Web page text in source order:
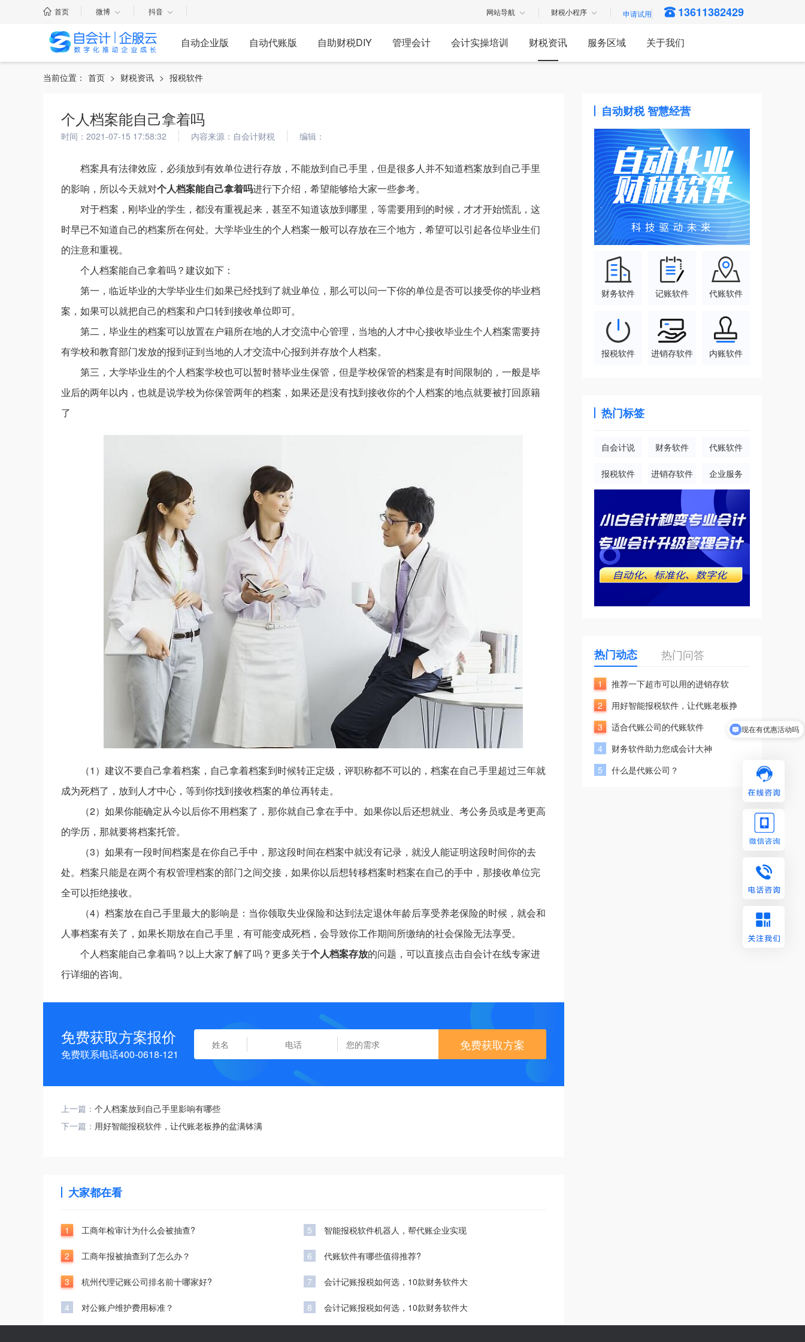
首页 微博 抖音 网站导航 财税小程序 13611382429
自动企业版 自动代账版 自助财税DIY 管理会计 会计实操培训 财税资讯 服务区域 关于我们
当前位置： 首页 > 财税资讯 > 报税软件
个人档案能自己拿着吗
时间：2021-07-15 17:58:32 内容来源：自会计财税 编辑：
档案具有法律效应，必须放到有效单位进行存放，不能放到自己手里，但是很多人并不知道档案放到自己手里
的影响，所以今天就对个人档案能自己拿着吗进行下介绍，希望能够给大家一些参考。
对于档案，刚毕业的学生，都没有重视起来，甚至不知道该放到哪里，等需要用到的时候，才才开始慌乱，这
时早已不知道自己的档案所在何处。大学毕业生的个人档案一般可以存放在三个地方，希望可以引起各位毕业生们
的注意和重视。
个人档案能自己拿着吗？建议如下：
第一，临近毕业的大学毕业生们如果已经找到了就业单位，那么可以问一下你的单位是否可以接受你的毕业档
案，如果可以就把自己的档案和户口转到接收单位即可。
第二，毕业生的档案可以放置在户籍所在地的人才交流中心管理，当地的人才中心接收毕业生个人档案需要持
有学校和教育部门发放的报到证到当地的人才交流中心报到并存放个人档案。
第三，大学毕业生的个人档案学校也可以暂时替毕业生保管，但是学校保管的档案是有时间限制的，一般是毕
业后的两年以内，也就是说学校为你保管两年的档案，如果还是没有找到接收你的个人档案的地点就要被打回原籍
了
（1）建议不要自己拿着档案，自己拿着档案到时候转正定级，评职称都不可以的，档案在自己手里超过三年就
成为死档了，放到人才中心，等到你找到接收档案的单位再转走。
（2）如果你能确定从今以后你不用档案了，那你就自己拿在手中。如果你以后还想就业、考公务员或是考更高
的学历，那就要将档案托管。
（3）如果有一段时间档案是在你自己手中，那这段时间在档案中就没有记录，就没人能证明这段时间你的去
处。档案只能是在两个有权管理档案的部门之间交接，如果你以后想转移档案时档案在自己的手中，那接收单位完
全可以拒绝接收。
（4）档案放在自己手里最大的影响是：当你领取失业保险和达到法定退休年龄后享受养老保险的时候，就会和
人事档案有关了，如果长期放在自己手里，有可能变成死档，会导致你工作期间所缴纳的社会保险无法享受。
个人档案能自己拿着吗？以上大家了解了吗？更多关于个人档案存放的问题，可以直接点击自会计在线专家进
行详细的咨询。
免费获取方案报价
免费联系电话400-0618-121
免费获取方案
上一篇： 个人档案放到自己手里影响有哪些
下一篇： 用好智能报税软件，让代账老板挣的盆满钵满
大家都在看
1 工商年检审计为什么会被抽查?
2 工商年报被抽查到了怎么办？
3 杭州代理记账公司排名前十哪家好?
4 对公账户维护费用标准？
5 智能报税软件机器人，帮代账企业实现
6 代账软件有哪些值得推荐?
7 会计记账报税如何选，10款财务软件大
8 会计记账报税如何选，10款财务软件大
自动财税 智慧经营
财务软件 记账软件 代账软件
报税软件 进销存软件 内账软件
热门标签
自会计说 财务软件 代账软件
报税软件 进销存软件 企业服务
热门动态 热门问答
1
推荐一下超市可以用的进销存软
2
用好智能报税软件，让代账老板挣
3
适合代账公司的代账软件
4
财务软件助力您成会计大神
5
什么是代账公司？
现在有优惠活动吗